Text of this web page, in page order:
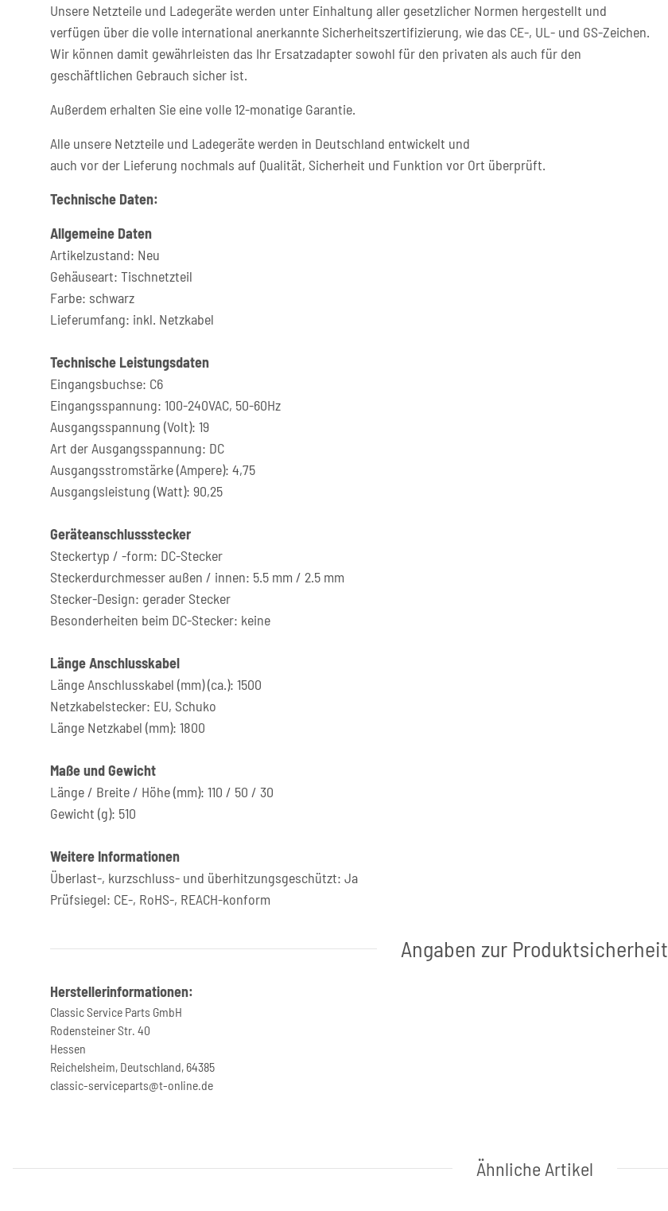
Unsere Netzteile und Ladegeräte werden unter Einhaltung aller gesetzlicher Normen hergestellt und
verfügen über die volle international anerkannte Sicherheitszertifizierung, wie das CE-, UL- und GS-Zeichen.
Wir können damit gewährleisten das Ihr Ersatzadapter sowohl für den privaten als auch für den
geschäftlichen Gebrauch sicher ist.
Außerdem erhalten Sie eine volle 12-monatige Garantie.
Alle unsere Netzteile und Ladegeräte werden in Deutschland entwickelt und
auch vor der Lieferung nochmals auf Qualität, Sicherheit und Funktion vor Ort überprüft.
Technische Daten:
Allgemeine Daten
Artikelzustand: Neu
Gehäuseart: Tischnetzteil
Farbe: schwarz
Lieferumfang: inkl. Netzkabel
Technische Leistungsdaten
Eingangsbuchse: C6
Eingangsspannung: 100-240VAC, 50-60Hz
Ausgangsspannung (Volt): 19
Art der Ausgangsspannung: DC
Ausgangsstromstärke (Ampere): 4,75
Ausgangsleistung (Watt): 90,25
Geräteanschlussstecker
Steckertyp / -form: DC-Stecker
Steckerdurchmesser außen / innen: 5.5 mm / 2.5 mm
Stecker-Design: gerader Stecker
Besonderheiten beim DC-Stecker: keine
Länge Anschlusskabel
Länge Anschlusskabel (mm) (ca.): 1500
Netzkabelstecker: EU, Schuko
Länge Netzkabel (mm): 1800
Maße und Gewicht
Länge / Breite / Höhe (mm): 110 / 50 / 30
Gewicht (g): 510
Weitere Informationen
Überlast-, kurzschluss- und überhitzungsgeschützt: Ja
Prüfsiegel: CE-, RoHS-, REACH-konform
Angaben zur Produktsicherheit
Herstellerinformationen:
Classic Service Parts GmbH
Rodensteiner Str. 40
Hessen
Reichelsheim, Deutschland, 64385
classic-serviceparts@t-online.de
Ähnliche Artikel